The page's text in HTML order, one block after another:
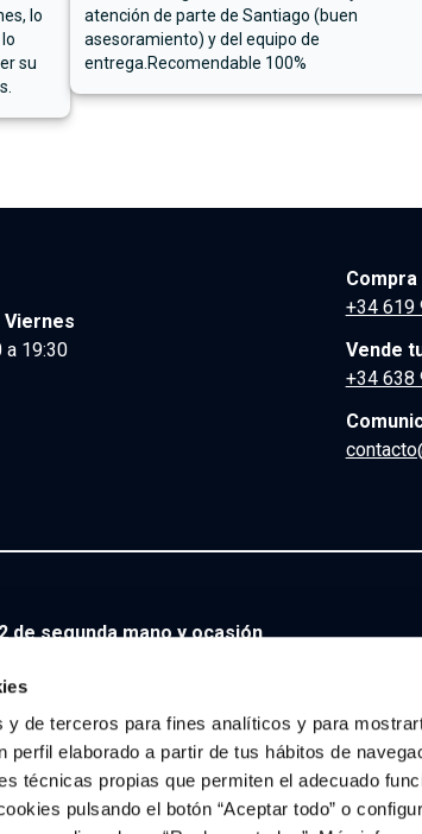
de terceros para fines analíticos y para
perfil elaborado a partir de tus hábitos de
técnicas propias que permiten el adecuado
pulsando el botón “Aceptar todo” o
lo
su
atención de parte de Santiago (buen
asesoramiento) y del equipo de
entrega.Recomendable 100%
Viernes
a 19:30
+34 619
Vende
+34 638
de segunda mano y ocasión
y ocasión
ocasión
Qashqai Diésel de segunda mano y ocasión|